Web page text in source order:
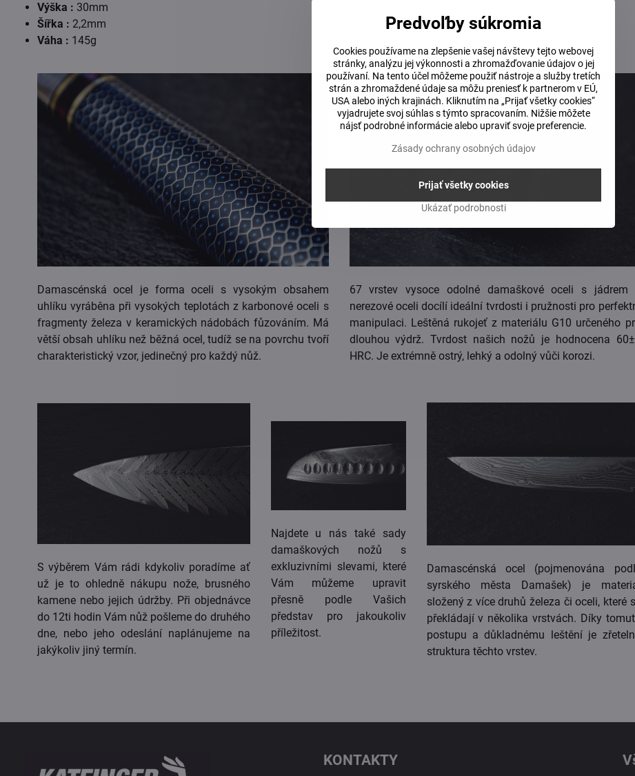
Výška : 30mm
Šířka : 2,2mm
Váha : 145g
Damascénská ocel je forma oceli s vysokým obsahem
uhlíku vyráběna při vysokých teplotách z karbonové oceli s
fragmenty železa v keramických nádobách fůzováním. Má
větší obsah uhlíku než běžná ocel, tudíž se na povrchu tvoří
charakteristický vzor, jedinečný pro každý nůž.
67 vrstev vysoce odolné damaškové oceli s jádrem
nerezové oceli docílí ideální tvrdosti i pružnosti pro
manipulaci. Leštěná rukojeť z materiálu G10 určeného
dlouhou výdrž. Tvrdost našich nožů je hodnocena
HRC. Je extrémně ostrý, lehký a odolný vůči korozi.
S výběrem Vám rádi kdykoliv poradíme ať
už je to ohledně nákupu nože, brusného
kamene nebo jejich údržby. Při objednávce
do 12ti hodin Vám nůž pošleme do druhého
dne, nebo jeho odeslání naplánujeme na
jakýkoliv jiný termín.
Najdete u nás také sady
damaškových nožů s
exkluzivními slevami, které
Vám můžeme upravit
přesně podle Vašich
představ pro jakoukoliv
příležitost.
Damascénská ocel (pojmenována
syrského města Damašek) je
složený z více druhů železa či oceli, které
překládají v několika vrstvách. Díky
postupu a důkladnému leštění je
struktura těchto vrstev.
KONTAKTY
Predvoľby súkromia
Cookies používame na zlepšenie vašej návštevy tejto webovej
stránky, analýzu jej výkonnosti a zhromažďovanie údajov o jej
používaní. Na tento účel môžeme použiť nástroje a služby tretích
strán a zhromaždené údaje sa môžu preniesť k partnerom v EÚ,
USA alebo iných krajinách. Kliknutím na „Prijať všetky cookies“
vyjadrujete svoj súhlas s týmto spracovaním. Nižšie môžete
nájsť podrobné informácie alebo upraviť svoje preferencie.
Zásady ochrany osobných údajov
Ukázať podrobnosti
Prijať všetky cookies